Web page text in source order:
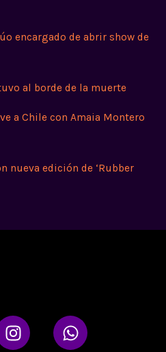
encargado de abrir show de
al borde de la muerte
a Chile con Amaia Montero
nueva edición de ‘Rubber
I
n
W
h